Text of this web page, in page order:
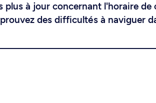
plus à jour concernant l'horaire
des difficultés à naviguer